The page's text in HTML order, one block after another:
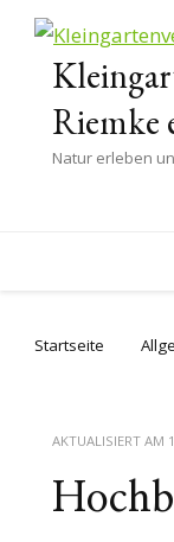
Riemke
Natur erleben
Startseite
AKTUALISIERT AM